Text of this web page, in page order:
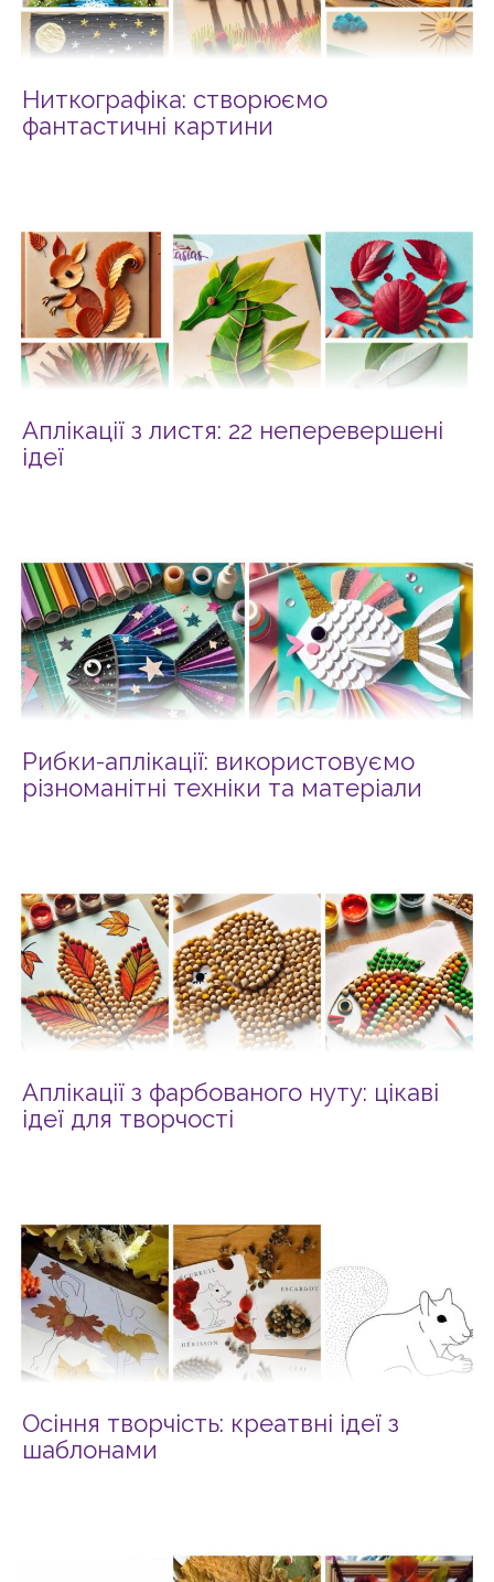
Ниткографіка: створюємо
фантастичні картини
Аплікації з листя: 22 неперевершені
ідеї
Рибки-аплікації: використовуємо
різноманітні техніки та матеріали
Аплікації з фарбованого нуту: цікаві
ідеї для творчості
Осіння творчість: креатвні ідеї з
шаблонами